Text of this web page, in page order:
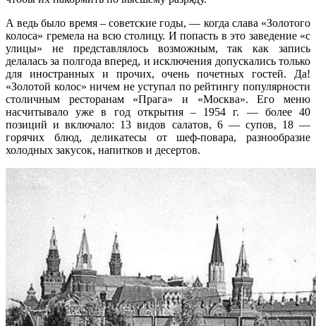
А ведь было время – советские годы, — когда слава «Золотого
колоса» гремела на всю столицу. И попасть в это заведение «с
улицы» не представлялось возможным, так как запись
делалась за полгода вперед, и исключения допускались только
для иностранных и прочих, очень почетных гостей. Да!
«Золотой колос» ничем не уступал по рейтингу популярности
столичным ресторанам «Прага» и «Москва». Его меню
насчитывало уже в год открытия – 1954 г. — более 40
позиций и включало: 13 видов салатов, 6 — супов, 18 —
горячих блюд, деликатесы от шеф-повара, разнообразие
холодных закусок, напитков и десертов.